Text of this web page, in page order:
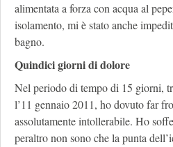
alimentata a forza con acqua al
isolamento, mi è stato anche
bagno.
Quindici giorni di dolore
Nel periodo di tempo di 15 giorni,
l’11 gennaio 2011, ho dovuto far
assolutamente intollerabile. Ho
peraltro non sono che la punta